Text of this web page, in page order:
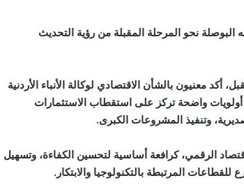
البوصلة نحو المرحلة المقبلة من رؤية التحديث
أكد معنيون بالشأن الاقتصادي لوكالة الأنباء الأردنية
أولويات واضحة تركز على استقطاب الاستثمارات
وتنفيذ المشروعات الكبرى.
الرقمي، كرافعة أساسية لتحسين الكفاءة، وتسهيل
المرتبطة بالتكنولوجيا والابتكار .